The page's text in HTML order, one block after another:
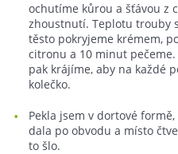
ochutíme kůrou a šťávou z
zhoustnutí. Teplotu trouby
těsto pokryjeme krémem,
citronu a 10 minut
pak krájíme, aby na každé
kolečko.
Pekla jsem v dortové
dala po obvodu a místo
to šlo.